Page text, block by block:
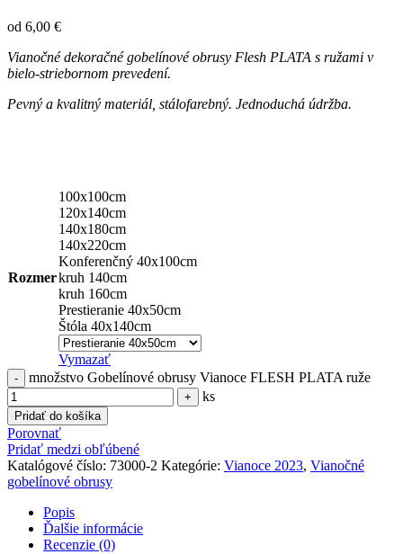
od 6,00 €
Vianočnédekoračné gobelínové obrusy Flesh PLATA s ružami v
bielo-striebornom prevedení.
Pevný a kvalitný materiál, stálofarebný. Jednoduchá údržba.
Rozmer
100x100cm
120x140cm
140x180cm
140x220cm
Konferenčný 40x100cm
kruh 140cm
kruh 160cm
Prestieranie 40x50cm
Štóla 40x140cm
Vymazať
množstvo Gobelínové obrusy Vianoce FLESH PLATA ruže
ks
Pridať do košíka
Porovnať
Pridať medzi obľúbené
Katalógové číslo: 73000-2 Kategórie: Vianoce 2023, Vianočné
gobelínové obrusy
Popis
Ďalšie informácie
Recenzie (0)